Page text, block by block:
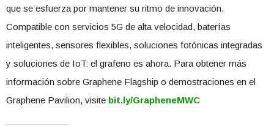
que se esfuerza por mantener su ritmo de innovación.
Compatible con servicios 5G de alta velocidad, baterías
inteligentes, sensores flexibles, soluciones fotónicas integradas
y soluciones de IoT: el grafeno es ahora. Para obtener más
información sobre Graphene Flagship o demostraciones en el
Graphene Pavilion, visite bit.ly/GrapheneMWC